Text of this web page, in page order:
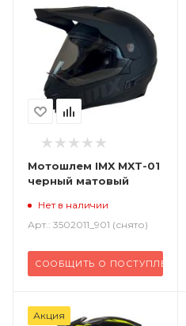
Мотошлем IMX MXT-01
черный матовый
Нет в наличии
Арт.: 3502011_901 (снято)
СООБЩИТЬ О ПОСТУПЛЕНИИ
Акция